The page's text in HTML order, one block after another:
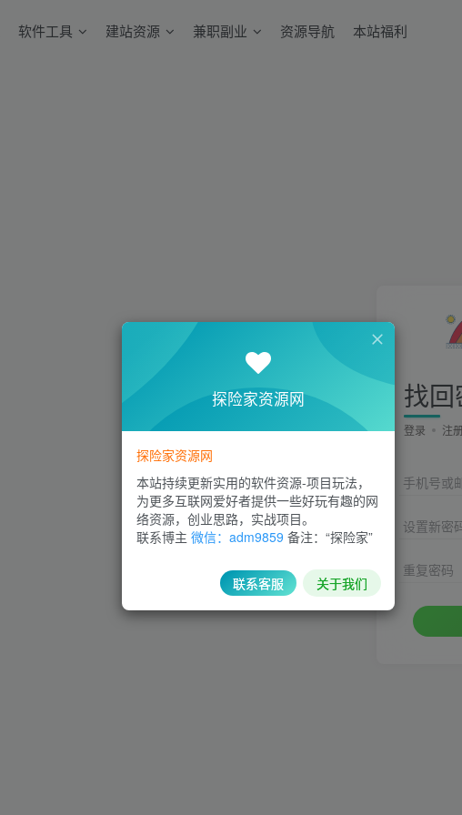
软件工具 建站资源 兼职副业 资源导航 本站福利
找
登录 注
手机号或
设置新密
重复密码
探险家资源网
探险家资源网
本站持续更新实用的软件资源-项目玩法，
为更多互联网爱好者提供一些好玩有趣的网
络资源，创业思路，实战项目。
联系博主 微信：adm9859 备注：“探险家”
联系客服 关于我们